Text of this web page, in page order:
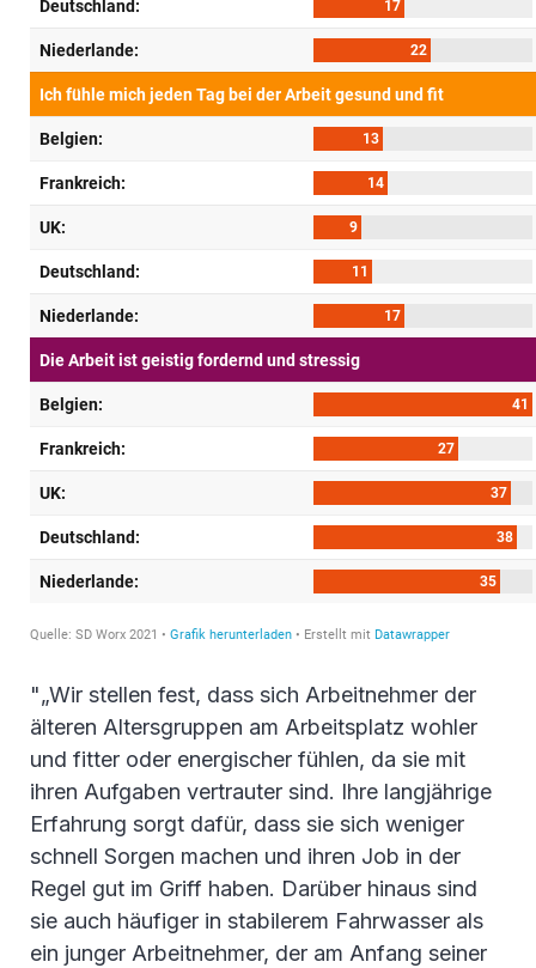
"„Wir stellen fest, dass sich Arbeitnehmer der
älteren Altersgruppen am Arbeitsplatz wohler
und fitter oder energischer fühlen, da sie mit
ihren Aufgaben vertrauter sind. Ihre langjährige
Erfahrung sorgt dafür, dass sie sich weniger
schnell Sorgen machen und ihren Job in der
Regel gut im Griff haben. Darüber hinaus sind
sie auch häufiger in stabilerem Fahrwasser als
ein junger Arbeitnehmer, der am Anfang seiner